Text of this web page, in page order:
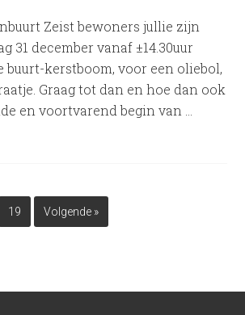
Zeist bewoners jullie zijn
31 december vanaf ±14.30uur
buurt-kerstboom, voor een oliebol,
Graag tot dan en hoe dan ook
en voortvarend begin van …
19 Volgende »